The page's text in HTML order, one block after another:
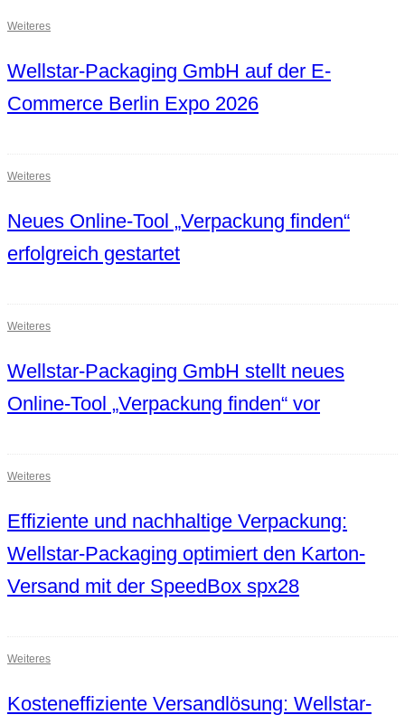
Weiteres
Wellstar-Packaging GmbH auf der E-
Commerce Berlin Expo 2026
Weiteres
Neues Online-Tool „Verpackung finden“
erfolgreich gestartet
Weiteres
Wellstar-Packaging GmbH stellt neues
Online-Tool „Verpackung finden“ vor
Weiteres
Effiziente und nachhaltige Verpackung:
Wellstar-Packaging optimiert den Karton-
Versand mit der SpeedBox spx28
Weiteres
Kosteneffiziente Versandlösung: Wellstar-